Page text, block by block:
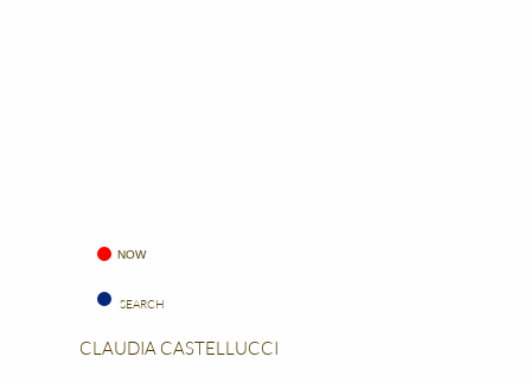
NOW
CLAUDIA CASTELLUCCI